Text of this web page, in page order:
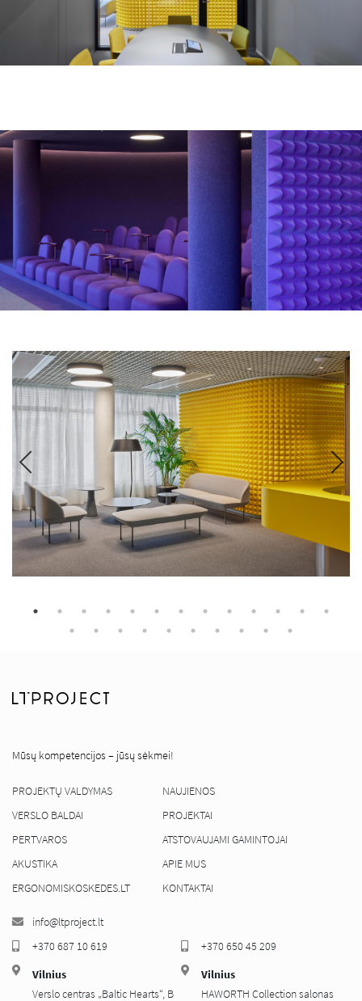
Mūsų kompetencijos – jūsų sėkmei!
PROJEKTŲ VALDYMAS
VERSLO BALDAI
PERTVAROS
AKUSTIKA
ERGONOMISKOSKEDES.LT
NAUJIENOS
PROJEKTAI
ATSTOVAUJAMI GAMINTOJAI
APIE MUS
KONTAKTAI
info@ltproject.lt
+370 687 10 619
Vilnius
Verslo centras „Baltic Hearts“, B
+370 650 45 209
Vilnius
HAWORTH Collection salonas